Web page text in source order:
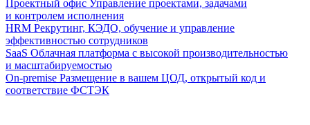
Проектный офис Управление проектами, задачами
и контролем исполнения
HRM Рекрутинг, КЭДО, обучение и управление
эффективностью сотрудников
SaaS Облачная платформа с высокой производительностью
и масштабируемостью
On-premise Размещение в вашем ЦОД, открытый код и
соответствие ФСТЭК